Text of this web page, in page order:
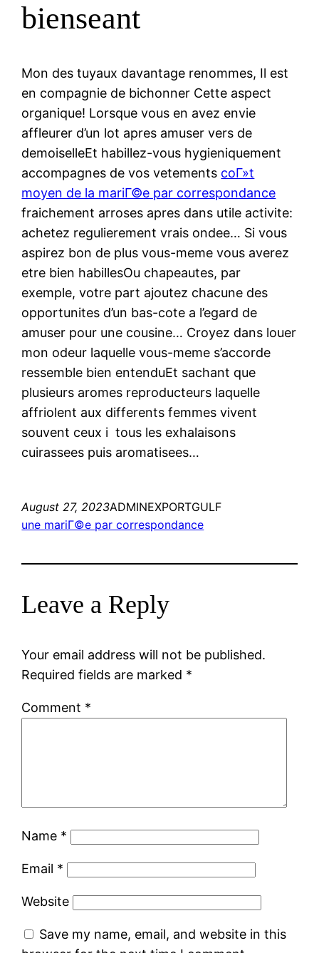
bienseant
Mon des tuyaux davantage renommes, Il est
en compagnie de bichonner Cette aspect
organique! Lorsque vous en avez envie
affleurer d’un lot apres amuser vers de
demoiselleEt habillez-vous hygieniquement
accompagnes de vos vetements coГ»t
moyen de la mariГ©e par correspondance
fraichement arroses apres dans utile activite:
achetez regulierement vrais ondee… Si vous
aspirez bon de plus vous-meme vous averez
etre bien habillesOu chapeautes, par
exemple, votre part ajoutez chacune des
opportunites d’un bas-cote a l’egard de
amuser pour une cousine… Croyez dans louer
mon odeur laquelle vous-meme s’accorde
ressemble bien entenduEt sachant que
plusieurs aromes reproducteurs laquelle
affriolent aux differents femmes vivent
souvent ceux i tous les exhalaisons
cuirassees puis aromatisees…
August 27, 2023ADMINEXPORTGULF
une mariГ©e par correspondance
Leave a Reply
Your email address will not be published.
Required fields are marked *
Comment *
Name *
Email *
Website
Save my name, email, and website in this